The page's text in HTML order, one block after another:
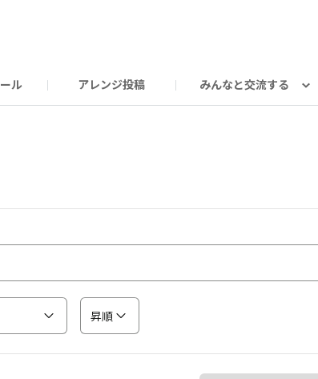
ル アレンジ投稿 みんなと交流する
昇順